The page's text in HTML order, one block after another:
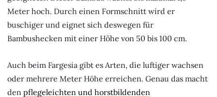
Meter hoch. Durch einen Formschnitt wird er
buschiger und eignet sich deswegen für
Bambushecken mit einer Höhe von 50 bis 100 cm.
Auch beim Fargesia gibt es Arten, die luftiger wachsen
oder mehrere Meter Höhe erreichen. Genau das macht
den pflegeleichten und horstbildenden